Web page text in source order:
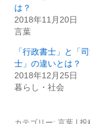
は？
2018年11月20日
言葉
「行政書士」と「
士」の違いとは？
2018年12月25日
暮らし・社会